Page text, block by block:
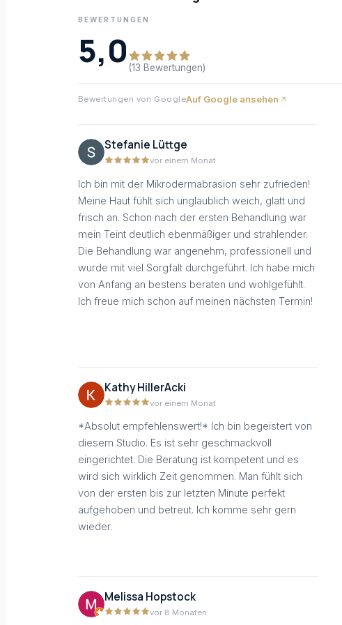
BEWERTUNGEN
5,0 (13 Bewertungen)
Bewertungen von GoogleAuf Google ansehen
Stefanie Lüttge
vor einem Monat
Ich bin mit der Mikrodermabrasion sehr zufrieden!
Meine Haut fühlt sich unglaublich weich, glatt und
frisch an. Schon nach der ersten Behandlung war
mein Teint deutlich ebenmäßiger und strahlender.
Die Behandlung war angenehm, professionell und
wurde mit viel Sorgfalt durchgeführt. Ich habe mich
von Anfang an bestens beraten und wohlgefühlt.
Ich freue mich schon auf meinen nächsten Termin!
Kathy HillerAcki
vor einem Monat
*Absolut empfehlenswert!* Ich bin begeistert von
diesem Studio. Es ist sehr geschmackvoll
eingerichtet. Die Beratung ist kompetent und es
wird sich wirklich Zeit genommen. Man fühlt sich
von der ersten bis zur letzten Minute perfekt
aufgehoben und betreut. Ich komme sehr gern
wieder.
Melissa Hopstock
vor 8 Monaten